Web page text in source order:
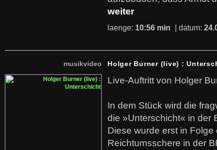
weiter
laenge: 10:56 min | datum:
musikvideo Holger Burner (live) :
Live-Auftritt von Holger
In dem Stück wird die
die »Unterschicht« in der
Diese wurde erst in
Reichtumsschere in der